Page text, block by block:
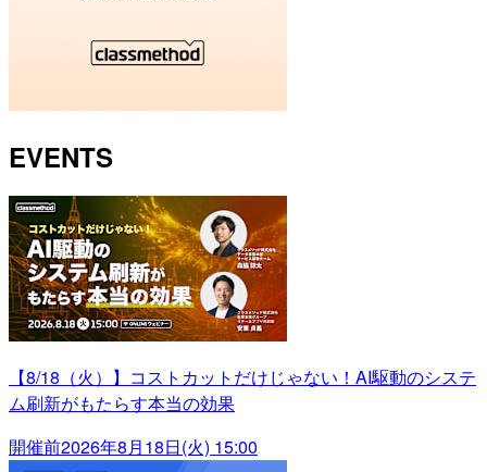
EVENTS
【8/18（火）】コストカットだけじゃない！AI駆動のシステ
ム刷新がもたらす本当の効果
開催前2026年8月18日(火) 15:00